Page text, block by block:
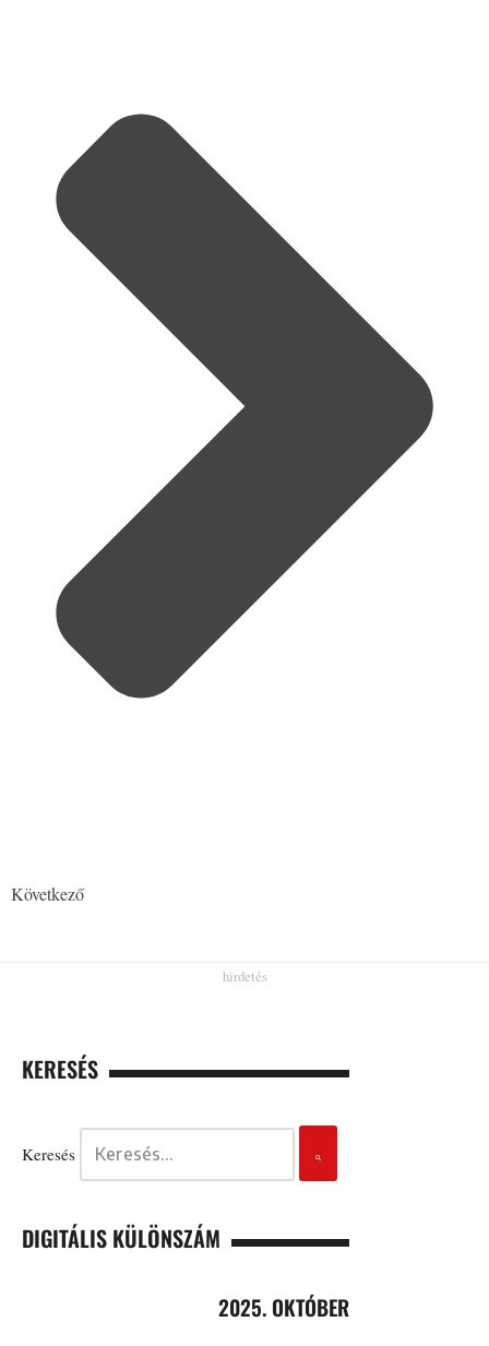
Következő
KERESÉS
Keresés
DIGITÁLIS KÜLÖNSZÁM
2025. OKTÓBER